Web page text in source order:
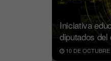
Iniciativa
diputados
10 DE OCTUBRE